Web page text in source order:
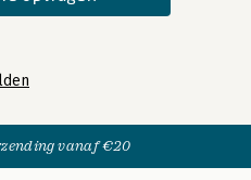
vanaf €20